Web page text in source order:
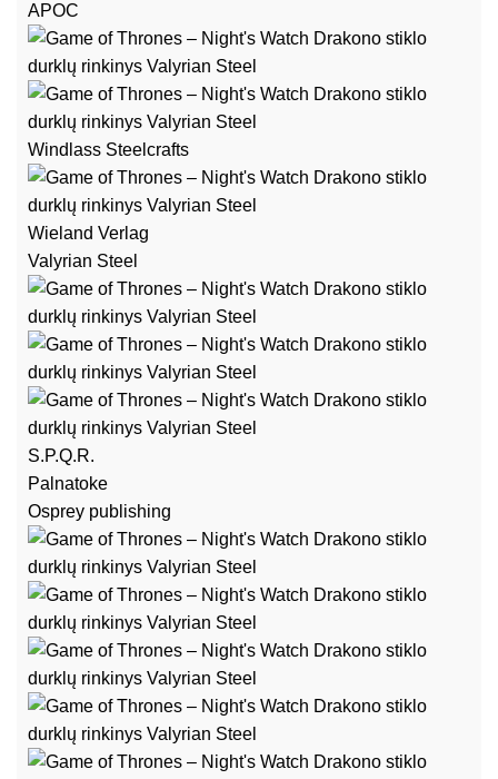
APOC
Windlass Steelcrafts
Wieland Verlag
Valyrian Steel
S.P.Q.R.
Palnatoke
Osprey publishing